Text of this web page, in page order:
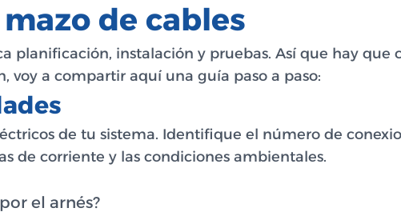
de cables
planificación, instalación y pruebas. Así que hay que
voy a compartir aquí una guía paso a paso:
de tu sistema. Identifique el número de
de corriente y las condiciones ambientales.
el arnés?